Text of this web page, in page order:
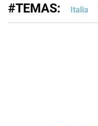
#TEMAS: Italia